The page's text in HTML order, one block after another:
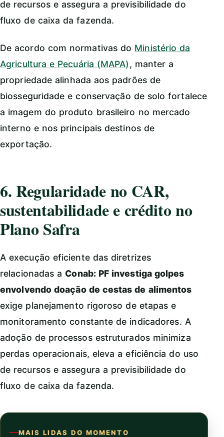
de recursos e assegura a previsibilidade do
fluxo de caixa da fazenda.
De acordo com normativas do Ministério da
Agricultura e Pecuária (MAPA), manter a
propriedade alinhada aos padrões de
biosseguridade e conservação de solo fortalece
a imagem do produto brasileiro no mercado
interno e nos principais destinos de
exportação.
6. Regularidade no CAR,
sustentabilidade e crédito no
Plano Safra
A execução eficiente das diretrizes
relacionadas aConab: PF investiga golpes
envolvendo doação de cestas de alimentos
exige planejamento rigoroso de etapas e
monitoramento constante de indicadores. A
adoção de processos estruturados minimiza
perdas operacionais, eleva a eficiência do uso
de recursos e assegura a previsibilidade do
fluxo de caixa da fazenda.
MAIS LIDAS DO MOMENTO